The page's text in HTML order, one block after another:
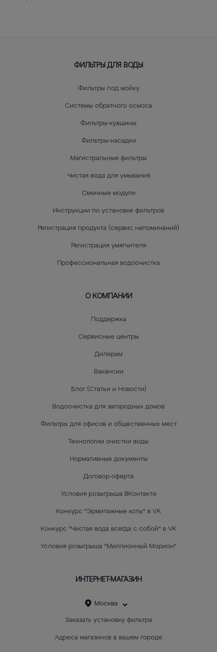
ФИЛЬТРЫ ДЛЯ ВОДЫ
Фильтры под мойку
Системы обратного осмоса
Фильтры-кувшины
Фильтры-насадки
Магистральные фильтры
Чистая вода для умывания
Сменные модули
Инструкции по установке фильтров
Регистрация продукта (сервис напоминаний)
Регистрация умягчителя
Профессиональная водоочистка
О КОМПАНИИ
Поддержка
Сервисные центры
Дилерам
Вакансии
Блог (Статьи и Новости)
Водоочистка для загородных домов
Фильтры для офисов и общественных мест
Технологии очистки воды
Нормативные документы
Договор-оферта
Условия розыгрыша ВКонтакте
Конкурс "Эрмитажные коты" в VK
Конкурс "Чистая вода всегда с собой" в VK
Условия розыгрыша "Миллионный Морион"
ИНТЕРНЕТ-МАГАЗИН
Москва
Заказать установку фильтра
Адреса магазинов в вашем городе